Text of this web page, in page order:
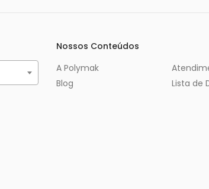
Nossos Conteúdos
A Polymak
Blog
Lista de